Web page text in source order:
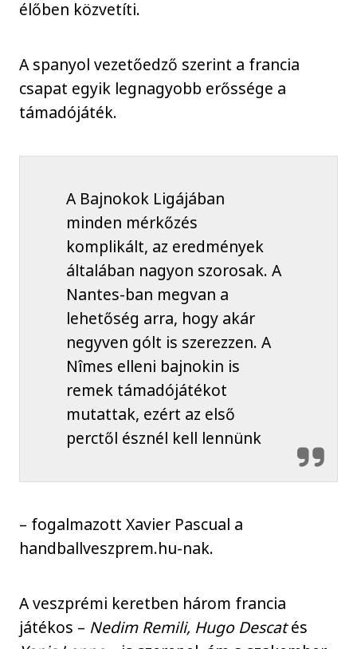
élőben közvetíti.
A spanyol vezetőedző szerint a francia
csapat egyik legnagyobb erőssége a
támadójáték.
A Bajnokok Ligájában
minden mérkőzés
komplikált, az eredmények
általában nagyon szorosak. A
Nantes-ban megvan a
lehetőség arra, hogy akár
negyven gólt is szerezzen. A
Nîmes elleni bajnokin is
remek támadójátékot
mutattak, ezért az első
perctől észnél kell lennünk
– fogalmazott Xavier Pascual a
handballveszprem.hu-nak.
A veszprémi keretben három francia
játékos – Nedim Remili, Hugo Descatés